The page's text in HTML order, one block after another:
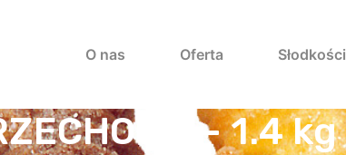
O nas Oferta Słodkości
– 1.4 kg